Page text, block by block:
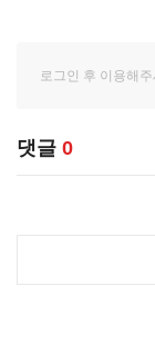
댓글 0